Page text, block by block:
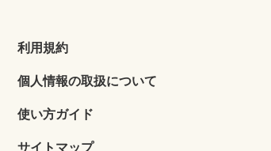
利用規約
個人情報の取扱について
使い方ガイド
サイトマップ